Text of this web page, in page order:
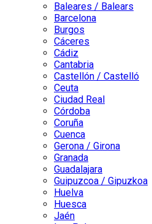
Baleares / Balears
Barcelona
Burgos
Cáceres
Cádiz
Cantabria
Castellón / Castelló
Ceuta
Ciudad Real
Córdoba
Coruña
Cuenca
Gerona / Girona
Granada
Guadalajara
Guipuzcoa / Gipuzkoa
Huelva
Huesca
Jaén